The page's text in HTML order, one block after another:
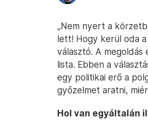
„Nem nyert a
lett! Hogy kerül oda
választó. A megoldás
lista. Ebben a
egy politikai erő a
győzelmet aratni,
Hol van egyáltalán